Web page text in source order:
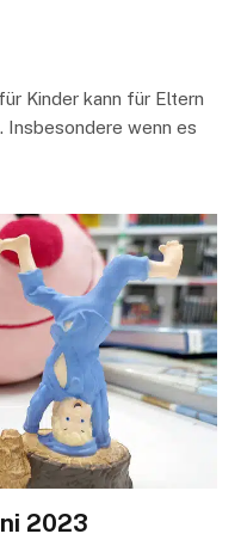
Kinder kann für Eltern
Insbesondere wenn es
2023